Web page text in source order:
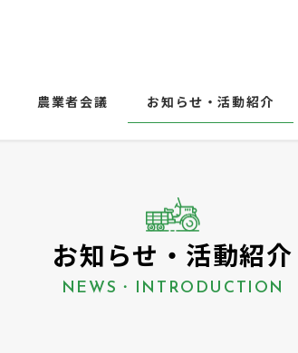
農業者会議 お知らせ・活動紹介
お知らせ・活動紹介
NEWS・INTRODUCTION